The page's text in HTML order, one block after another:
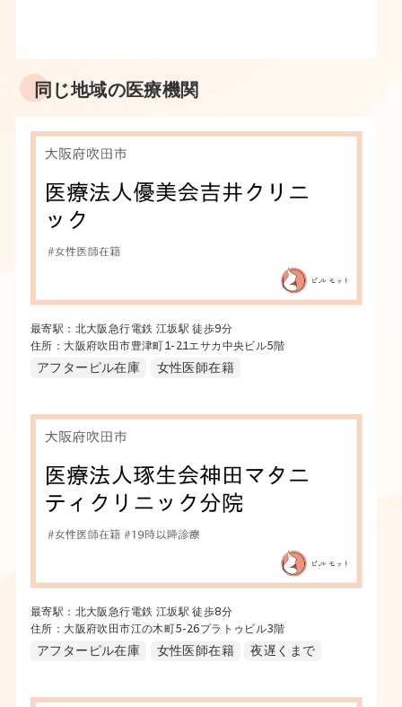
同じ地域の医療機関
最寄駅：北大阪急行電鉄 江坂駅 徒歩9分
住所：大阪府吹田市豊津町1-21エサカ中央ビル5階
アフターピル在庫 女性医師在籍
最寄駅：北大阪急行電鉄 江坂駅 徒歩8分
住所：大阪府吹田市江の木町5-26プラトゥビル3階
アフターピル在庫 女性医師在籍 夜遅くまで